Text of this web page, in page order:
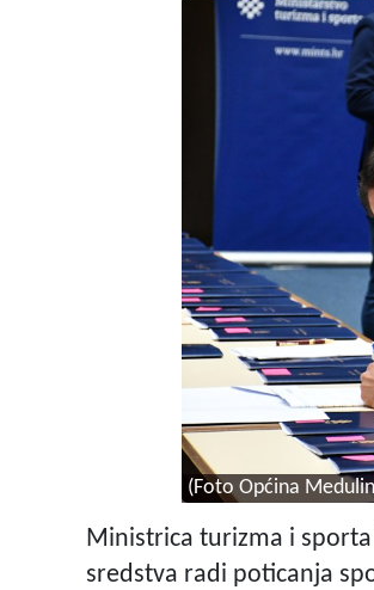
(Foto Općina
Ministrica turizma i
sredstva radi poticanja